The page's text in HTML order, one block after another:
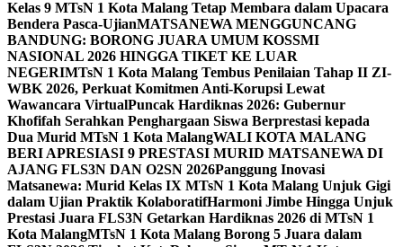
Kelas 9 MTsN 1 Kota Malang Tetap Membara dalam Upacara
Bendera Pasca-UjianMATSANEWA MENGGUNCANG
BANDUNG: BORONG JUARA UMUM KOSSMI
NASIONAL 2026 HINGGA TIKET KE LUAR
NEGERIMTsN 1 Kota Malang Tembus Penilaian Tahap II ZI-
WBK 2026, Perkuat Komitmen Anti-Korupsi Lewat
Wawancara VirtualPuncak Hardiknas 2026: Gubernur
Khofifah Serahkan Penghargaan Siswa Berprestasi kepada
Dua Murid MTsN 1 Kota MalangWALI KOTA MALANG
BERI APRESIASI 9 PRESTASI MURID MATSANEWA DI
AJANG FLS3N DAN O2SN 2026Panggung Inovasi
Matsanewa: Murid Kelas IX MTsN 1 Kota Malang Unjuk Gigi
dalam Ujian Praktik KolaboratifHarmoni Jimbe Hingga Unjuk
Prestasi Juara FLS3N Getarkan Hardiknas 2026 di MTsN 1
Kota MalangMTsN 1 Kota Malang Borong 5 Juara dalam